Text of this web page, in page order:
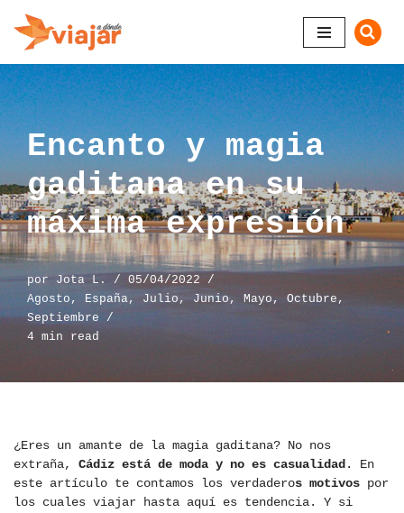
Saltar
al
contenido
Encanto y magia
gaditana en su
máxima expresión
por Jota L.
05/04/2022
Agosto , España, Julio , Junio, Mayo, Octubre ,
Septiembre
4 min read
¿Eres un amante de la magia gaditana? No nos
extraña, Cádiz está de moda y no es casualidad. En
este artículo te contamos los verdaderos motivos por
los cuales viajar hasta aquí es tendencia. Y si